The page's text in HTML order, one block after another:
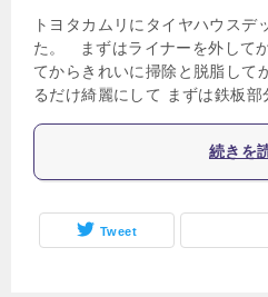
トヨタカムリにタイヤハウスデ
た。 まずはライナーを外して
てからきれいに掃除と脱脂し
るだけ綺麗にして まずは鉄板
続きを
Tweet